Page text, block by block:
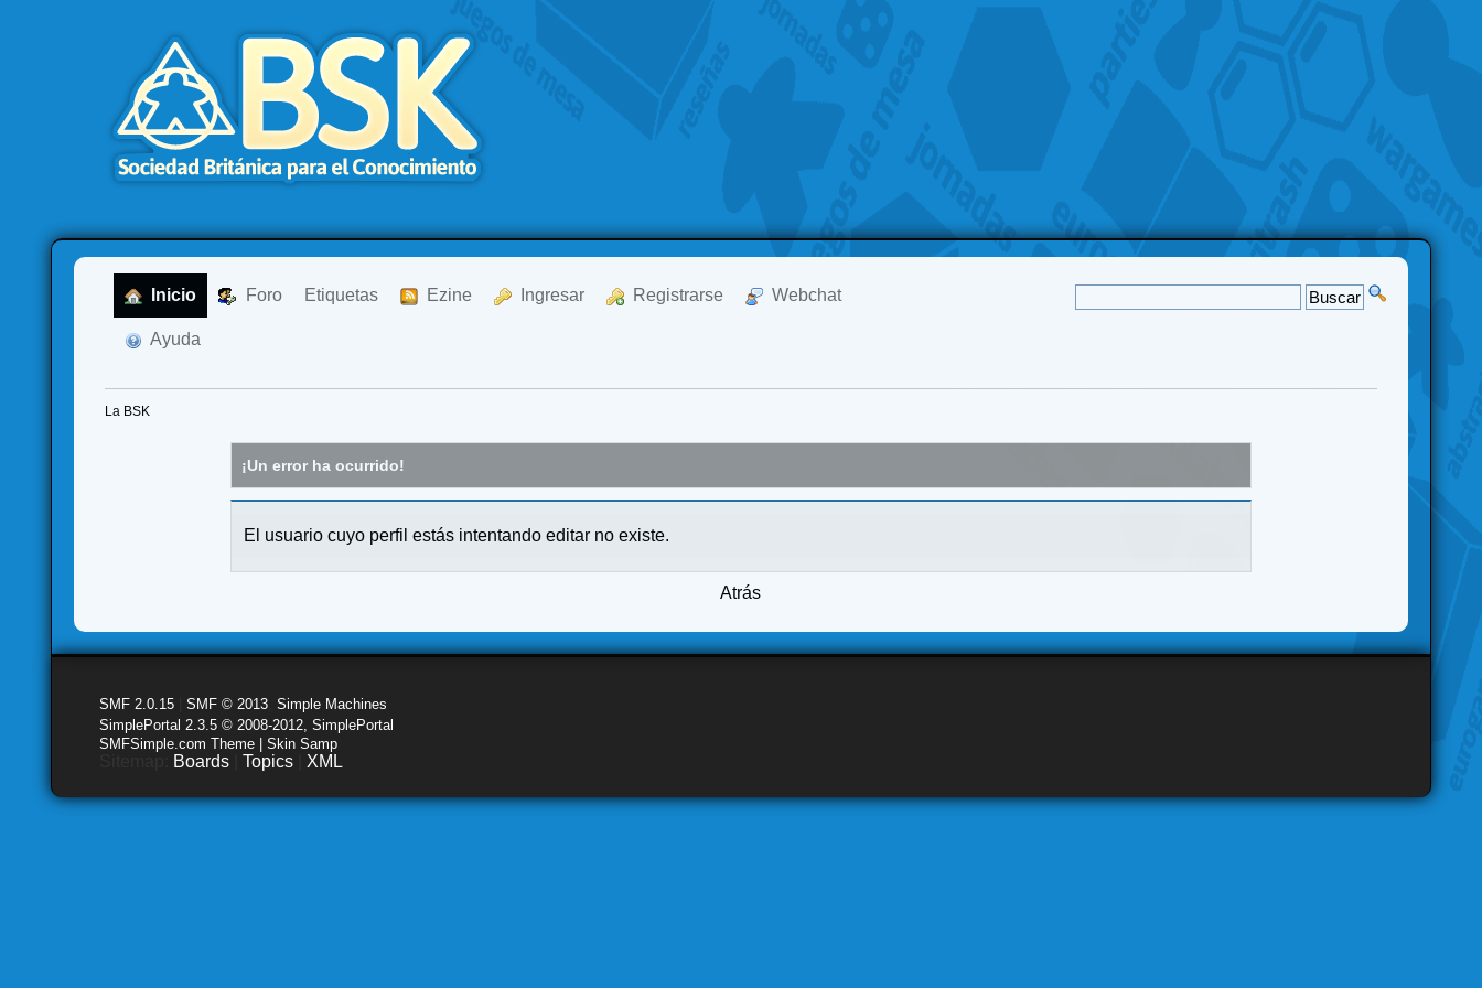
Inicio Foro Etiquetas Ezine Ingresar Registrarse Webchat
Ayuda
La BSK
¡Un error ha ocurrido!
El usuario cuyo perfil estás intentando editar no existe.
Atrás
SMF 2.0.15 |SMF © 2013 ,Simple Machines
SimplePortal 2.3.5 © 2008-2012, SimplePortal
SMFSimple.com Theme | Skin Samp
Boards |Topics XML